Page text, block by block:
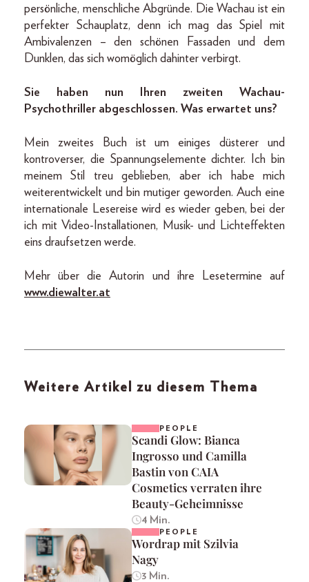
persönliche, menschliche Abgründe. Die Wachau ist ein
perfekter Schauplatz, denn ich mag das Spiel mit
Ambivalenzen – den schönen Fassaden und dem
Dunklen, das sich womöglich dahinter verbirgt.
Sie haben nun Ihren zweiten Wachau-
Psychothriller abgeschlossen. Was erwartet uns?
Mein zweites Buch ist um einiges düsterer und
kontroverser, die Spannungselemente dichter. Ich bin
meinem Stil treu geblieben, aber ich habe mich
weiterentwickelt und bin mutiger geworden. Auch eine
internationale Lesereise wird es wieder geben, bei der
ich mit Video-Installationen, Musik- und Licht­effekten
eins draufsetzen werde.
Mehr über die Autorin und ihre Lesetermine auf
www.diewalter.at
Weitere Artikel zu diesem Thema
PEOPLE
Scandi Glow: Bianca
Ingrosso und Camilla
Bastin von CAIA
Cosmetics verraten ihre
Beauty-Geheimnisse
4 Min.
PEOPLE
Wordrap mit Szilvia
Nagy
3 Min.